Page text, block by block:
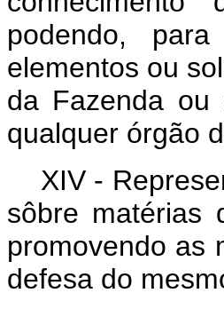
podendo,
elementos ou
da Fazenda ou
qualquer órgão
XIV -
sôbre matérias
promovendo as
defesa do